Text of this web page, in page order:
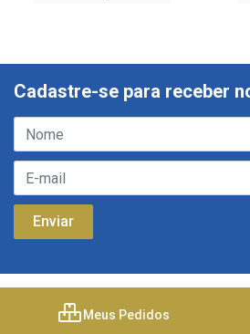
Cadastre-se para receber
Meus Pedidos